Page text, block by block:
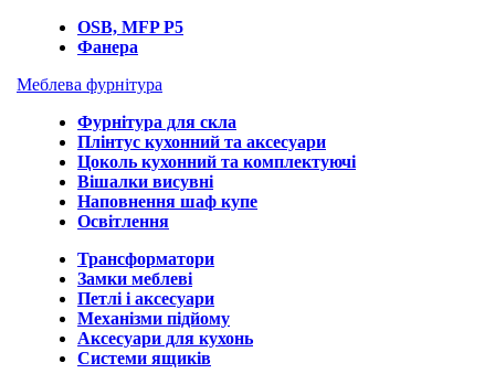
OSB, MFP P5
Фанера
Меблева фурнітура
Фурнітура для скла
Плінтус кухонний та аксесуари
Цоколь кухонний та комплектуючі
Вішалки висувні
Наповнення шаф купе
Освітлення
Трансформатори
Замки меблеві
Петлі і аксесуари
Механізми підйому
Аксесуари для кухонь
Системи ящиків